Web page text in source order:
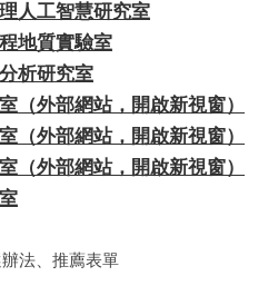
人工智慧研究室
地質實驗室
析研究室
（外部網站，開啟新視窗）
（外部網站，開啟新視窗）
（外部網站，開啟新視窗）
法、推薦表單